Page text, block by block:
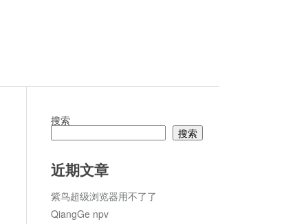
搜索
搜索
近期文章
紫鸟超级浏览器用不了了
QiangGe npv